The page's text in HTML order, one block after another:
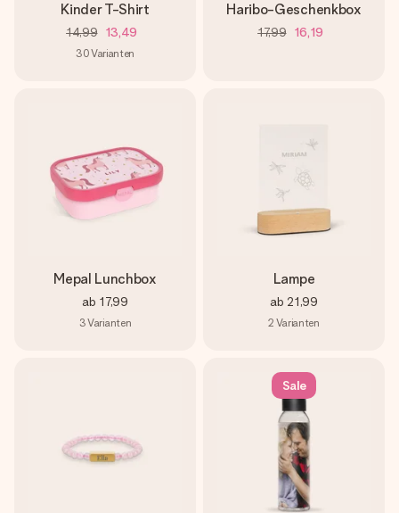
Kinder T-Shirt
14,99 13,49
30Varianten
Haribo-Geschenkbox
17,99 16,19
Mepal Lunchbox
ab 17,99
3Varianten
Lampe
ab 21,99
2 Varianten
Sale